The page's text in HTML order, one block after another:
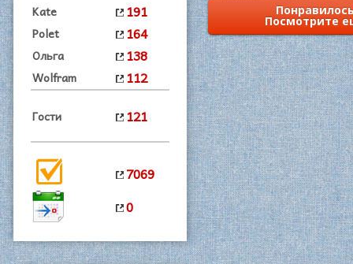
Kate 191
Polet 164
Ольга 138
Wolfram 112
Гости 121
7069
0
Посмотрите